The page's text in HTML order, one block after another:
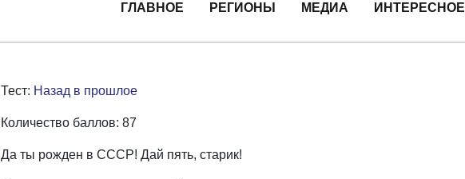
ГЛАВНОЕ РЕГИОНЫ МЕДИА ИНТЕРЕСНОЕ
Тест: Назад в прошлое
Количество баллов: 87
Да ты рожден в СССР! Дай пять, старик!